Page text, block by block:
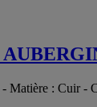
Matière : Cuir